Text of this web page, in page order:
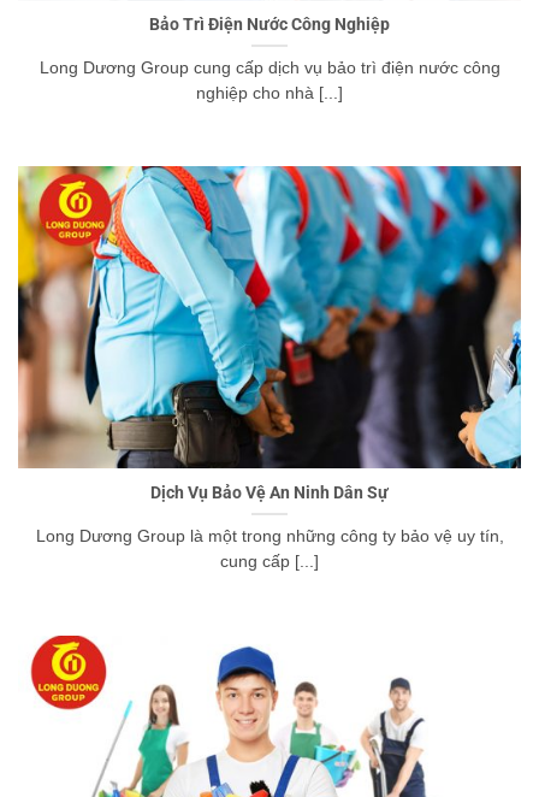
Bảo Trì Điện Nước Công Nghiệp
Long Dương Group cung cấp dịch vụ bảo trì điện nước công
nghiệp cho nhà [...]
Dịch Vụ Bảo Vệ An Ninh Dân Sự
Long Dương Group là một trong những công ty bảo vệ uy tín,
cung cấp [...]